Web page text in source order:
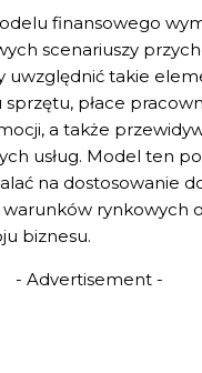
finansowego
scenariuszy
uwzględnić takie
płace
a także
usług. Model ten
na dostosowanie
warunków rynkowych
biznesu.
- Advertisement -